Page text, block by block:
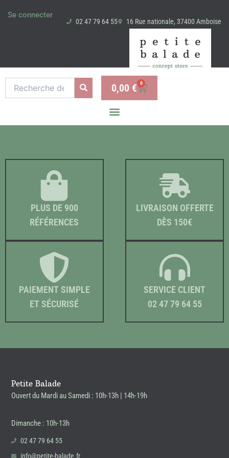
Se connecter
02 47 79 64 55 16 Rue nationale, 37400 Amboise
pour :
0,00 € 0
Panier
PLUS DE 900
RÉFÉRENCES
LIVRAISON OFFERTE
DÈS 150€
PAIEMENT SIMPLE
ET SÉCURISÉ
SERVICE CLIENT
02 47 79 64 55
Petite Balade
Ouvert du Mardi au Samedi : 10h-13h | 14h-19h
Dimanche : 10h-13h
02 47 79 64 55
info@petite-balade.fr